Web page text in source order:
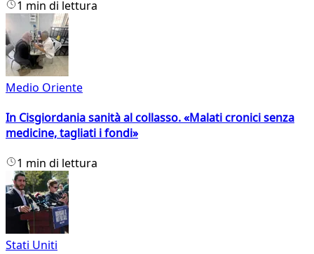
1 min di lettura
Medio Oriente
In Cisgiordania sanità al collasso. «Malati cronici senza
medicine, tagliati i fondi»
1 min di lettura
Stati Uniti